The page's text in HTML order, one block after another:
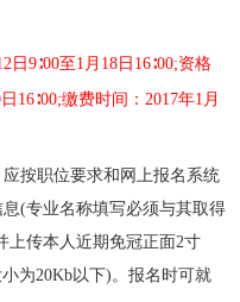
9∶00至1月18日16∶00;资格
16∶00;缴费时间：2017年1月
按职位要求和网上报名系统
(专业名称填写必须与其取得
上传本人近期免冠正面2寸
为20Kb以下)。报名时可就